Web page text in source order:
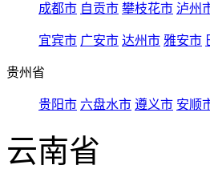
成都市 自贡市 攀枝花市 泸州
宜宾市 广安市 达州市 雅安市
贵州省
贵阳市 六盘水市 遵义市 安顺
云南省